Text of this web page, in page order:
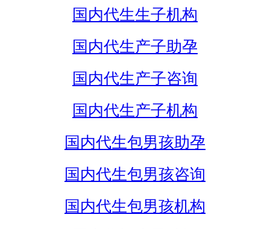
国内代生生子机构
国内代生产子助孕
国内代生产子咨询
国内代生产子机构
国内代生包男孩助孕
国内代生包男孩咨询
国内代生包男孩机构